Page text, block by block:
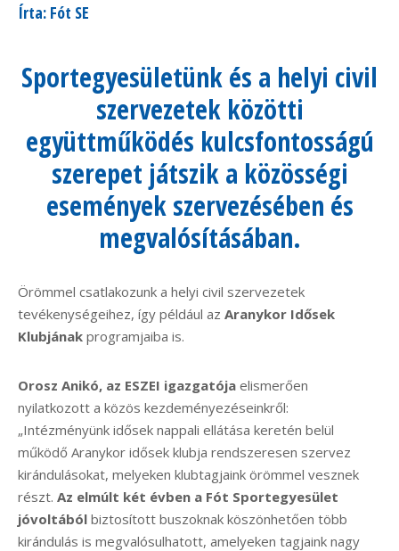
Írta: Fót SE
Sportegyesületünk és a helyi civil
szervezetek közötti
együttműködés kulcsfontosságú
szerepet játszik a közösségi
események szervezésében és
megvalósításában.
Örömmel csatlakozunk a helyi civil szervezetek
tevékenységeihez, így például az Aranykor Idősek
Klubjának programjaiba is.
Orosz Anikó, az ESZEI igazgatója elismerően
nyilatkozott a közös kezdeményezéseinkről:
„Intézményünk idősek nappali ellátása keretén belül
működő Aranykor idősek klubja rendszeresen szervez
kirándulásokat, melyeken klubtagjaink örömmel vesznek
részt. Az elmúlt két évben a Fót Sportegyesület
jóvoltából biztosított buszoknak köszönhetően több
kirándulás is megvalósulhatott, amelyeken tagjaink nagy